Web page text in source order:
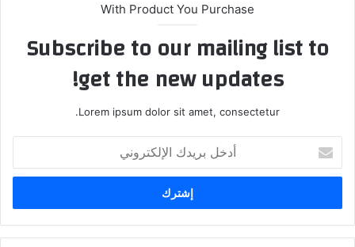
With Product You Purchase
Subscribe to our mailing list to
get the new updates!
Lorem ipsum dolor sit amet, consectetur.
بريدك
الإلكتروني